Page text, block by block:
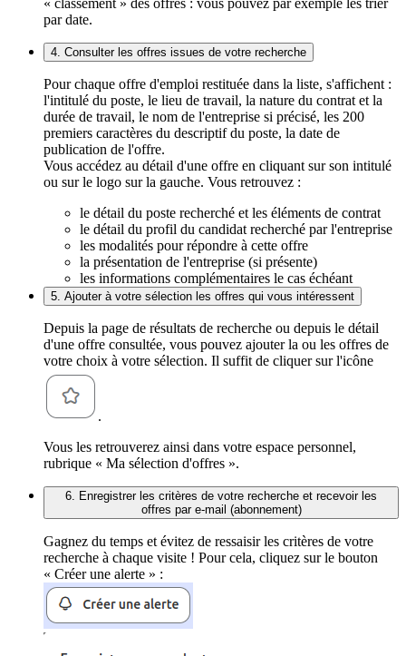
« classement » des offres : vous pouvez par exemple les trier
par date.
4. Consulter les offres issues de votre recherche
Pour chaque offre d'emploi restituée dans la liste, s'affichent :
l'intitulé du poste, le lieu de travail, la nature du contrat et la
durée de travail, le nom de l'entreprise si précisé, les 200
premiers caractères du descriptif du poste, la date de
publication de l'offre.
Vous accédez au détail d'une offre en cliquant sur son intitulé
ou sur le logo sur la gauche. Vous retrouvez :
le détail du poste recherché et les éléments de contrat
le détail du profil du candidat recherché par l'entreprise
les modalités pour répondre à cette offre
la présentation de l'entreprise (si présente)
les informations complémentaires le cas échéant
5. Ajouter à votre sélection les offres qui vous intéressent
Depuis la page de résultats de recherche ou depuis le détail
d'une offre consultée, vous pouvez ajouter la ou les offres de
votre choix à votre sélection. Il suffit de cliquer sur l'icône
.
Vous les retrouverez ainsi dans votre espace personnel,
rubrique « Ma sélection d'offres ».
6. Enregistrer les critères de votre recherche et recevoir les
offres par e-mail (abonnement)
Gagnez du temps et évitez de ressaisir les critères de votre
recherche à chaque visite ! Pour cela, cliquez sur le bouton
« Créer une alerte » :